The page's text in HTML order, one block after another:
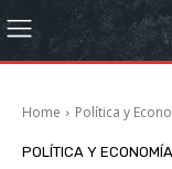
Home Política y
POLÍTICA Y ECONOMÍA